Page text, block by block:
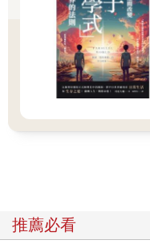
推薦必看